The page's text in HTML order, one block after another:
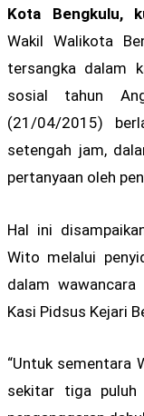
Kota Bengkulu,
Wakil Walikota
tersangka dalam
sosial tahun
(21/04/2015)
setengah jam,
pertanyaan oleh
Hal ini
Wito melalui
dalam
Kasi Pidsus Kejari
“Untuk sementara
sekitar tiga puluh